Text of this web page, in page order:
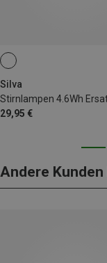
Silva
Stirnlampen 4.6Wh
29,95 €
Andere